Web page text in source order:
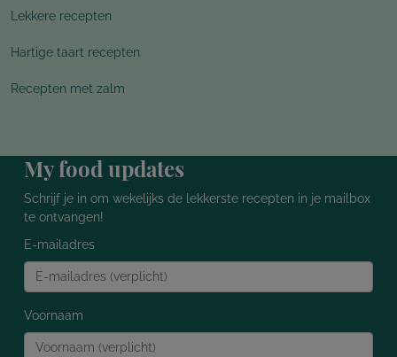
Lekkere recepten
Hartige taart recepten
Recepten met zalm
My food updates
Schrijf je in om wekelijks de lekkerste recepten in je mailbox
te ontvangen!
E-mailadres
Voornaam